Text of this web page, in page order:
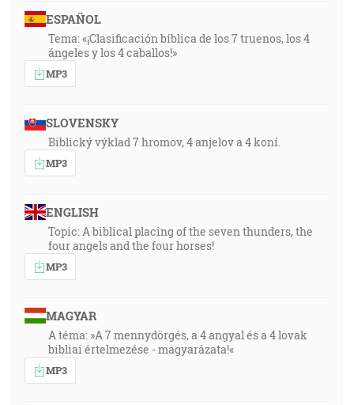
ESPAÑOL
Tema: «¡Clasificación bíblica de los 7 truenos, los 4
ángeles y los 4 caballos!»
MP3
SLOVENSKY
Biblický výklad 7 hromov, 4 anjelov a 4 koní.
MP3
ENGLISH
Topic: A biblical placing of the seven thunders, the
four angels and the four horses!
MP3
MAGYAR
A téma: »A 7 mennydörgés, a 4 angyal és a 4 lovak
bibliai értelmezése - magyarázata!«
MP3